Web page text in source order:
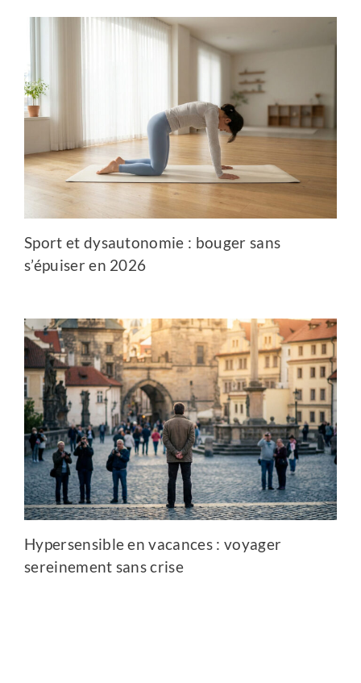
Sport et dysautonomie : bouger sans
s’épuiser en 2026
Hypersensible en vacances : voyager
sereinement sans crise